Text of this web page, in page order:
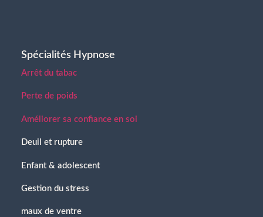
Spécialités Hypnose
Arrêt du tabac
Perte de poids
Améliorer sa confiance en soi
Deuil et rupture
Enfant & adolescent
Gestion du stress
maux de ventre